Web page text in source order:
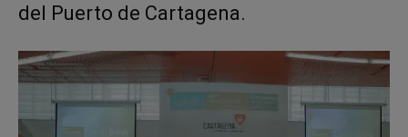
del Puerto de Cartagena.